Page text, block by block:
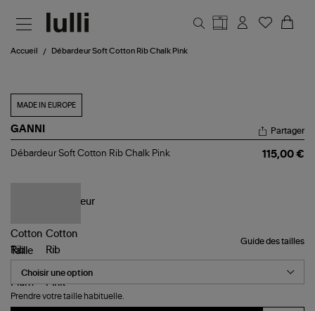
Accueil Débardeur Soft Cotton Rib Chalk Pink
MADE IN EUROPE
GANNI
Débardeur
Partager
Débardeur Soft Cotton Rib Chalk Pink 115,00 €
Guide des tailles
Taille
Prendre votre taille habituelle.